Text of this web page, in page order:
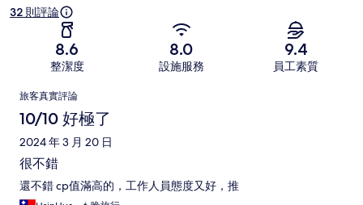
32 則評論
8.6
整潔度
8.0
設施服務
9.4
員工素質
評
論
旅客真實評論
10/10 好極了
2024 年 3 月 20 日
很不錯
還不錯 cp值滿高的，工作人員態度又好，推